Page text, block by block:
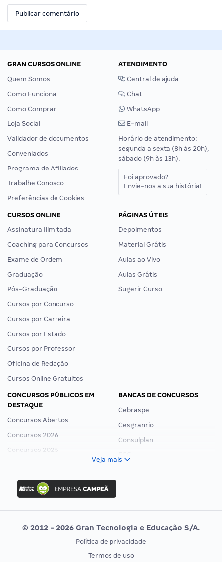
GRAN CURSOS ONLINE
Quem Somos
Como Funciona
Como Comprar
Loja Social
Validador de documentos
Conveniados
Programa de Afiliados
Trabalhe Conosco
Preferências de Cookies
ATENDIMENTO
Central de ajuda
Chat
WhatsApp
E-mail
Horário de atendimento:
segunda a sexta (8h às 20h),
sábado (9h às 13h).
Foi aprovado?
Envie-nos a sua história!
CURSOS ONLINE
Assinatura Ilimitada
Coaching para Concursos
Exame de Ordem
Graduação
Pós-Graduação
Cursos por Concurso
Cursos por Carreira
Cursos por Estado
Cursos por Professor
Oficina de Redação
Cursos Online Gratuitos
PÁGINAS ÚTEIS
Depoimentos
Material Grátis
Aulas ao Vivo
Aulas Grátis
Sugerir Curso
CONCURSOS PÚBLICOS EM
DESTAQUE
Concursos Abertos
Concursos 2026
Concursos 2025
Concurso Ibama
Concurso MPU
Editais publicados
BANCAS DE CONCURSOS
Cebraspe
Cesgranrio
Consulplan
Vunesp
CONCURSOS POR PROFISSÃO
EXAME DE ORDEM
Veja mais
© 2012 - 2026 Gran Tecnologia e Educação S/A.
Política de privacidade
Termos de uso